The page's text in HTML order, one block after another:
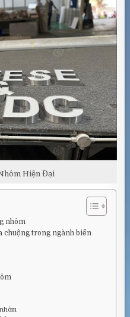
Hiện Đại
nhôm
chuộng trong ngành biển